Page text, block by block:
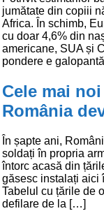
jumătate din copiii
Africa. În schimb,
cu doar 4,6% din
americane, SUA și
pondere e
Cele mai
România
În șapte ani,
soldați în propria
întorc acasă din
găsesc instalați aici
Tabelul cu țările de
defilare de la […]